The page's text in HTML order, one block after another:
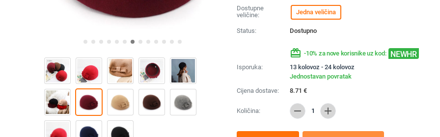
Dostupne
veličine:
Jedna veličina
Status: Dostupno
redeem -10% za nove korisnike uz kod: NEWHR
Isporuka:
13 kolovoz - 24 kolovoz
Jednostavan povratak
Cijena dostave:
8.71 €
Količina: remove 1 add